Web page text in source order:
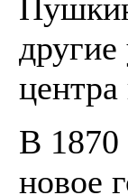
В 1870
новое